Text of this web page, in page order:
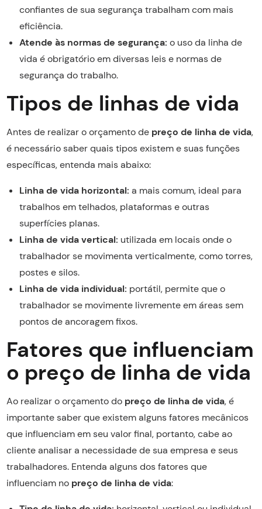
confiantes de sua segurança trabalham com mais
eficiência.
Atende às normas de segurança: o uso da linha de
vida é obrigatório em diversas leis e normas de
segurança do trabalho.
Tipos de linhas de vida
Antes de realizar o orçamento depreço de linha de vida,
é necessário saber quais tipos existem e suas funções
específicas, entenda mais abaixo:
Linha de vida horizontal: a mais comum, ideal para
trabalhos em telhados, plataformas e outras
superfícies planas.
Linha de vida vertical: utilizada em locais onde o
trabalhador se movimenta verticalmente, como torres,
postes e silos.
Linha de vida individual: portátil, permite que o
trabalhador se movimente livremente em áreas sem
pontos de ancoragem fixos.
Fatores que influenciam
o preço de linha de vida
Ao realizar o orçamento do preço de linha de vida, é
importante saber que existem alguns fatores mecânicos
que influenciam em seu valor final, portanto, cabe ao
cliente analisar a necessidade de sua empresa e seus
trabalhadores. Entenda alguns dos fatores que
influenciam no preço de linha de vida: